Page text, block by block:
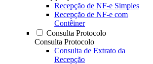
Recepção de NF-e Simples
Recepção de NF-e com
Contêiner
Consulta Protocolo
Consulta Protocolo
Consulta de Extrato da
Recepção